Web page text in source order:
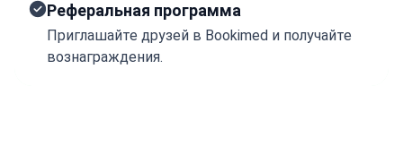
Реферальная программа
Приглашайте друзей в Bookimed и получайте
вознаграждения.